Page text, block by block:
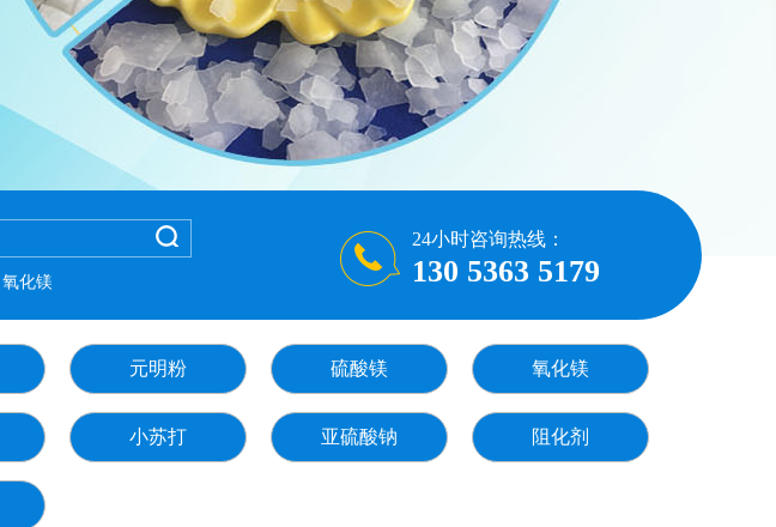
24小时咨询热线：
130 5363 5179
化镁
元明粉 硫酸镁 氧化镁
小苏打 亚硫酸钠 阻化剂